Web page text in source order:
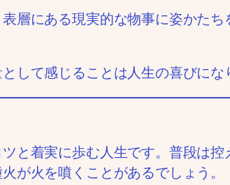
層にある現実的な物事に姿かた
して感じることは人生の喜びにな
と着実に歩む人生です。普段は
が火を噴くことがあるでしょう。